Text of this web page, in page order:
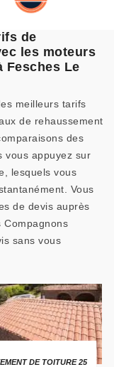
de
les moteurs
Fesches Le
meilleurs tarifs
de rehaussement
des
vous appuyez sur
lesquels vous
Vous
de devis auprès
Compagnons
sans vous
DE TOITURE 25